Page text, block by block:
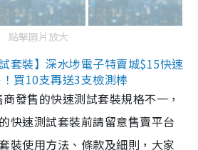
點擊圖片放大
套裝】深水埗電子特賣城$15快速
買10支再送3支檢測棒
發售的快速測試套裝規格不一，
快速測試套裝前請留意售賣平台
裝使用方法、條款及細則，大家